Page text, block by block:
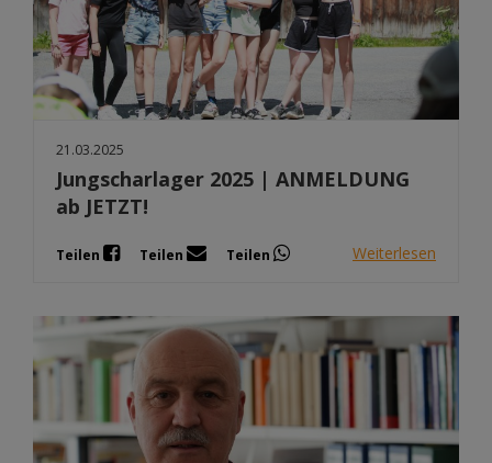
21.03.2025
Jungscharlager 2025 | ANMELDUNG
ab JETZT!
Teilen Teilen Teilen Weiterlesen